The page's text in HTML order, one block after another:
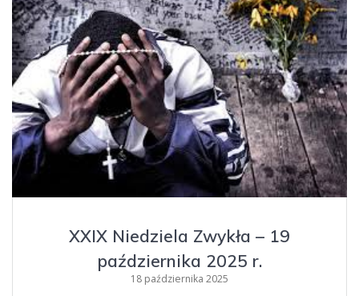
XXIX Niedziela Zwykła – 19
października 2025 r.
18 października 2025